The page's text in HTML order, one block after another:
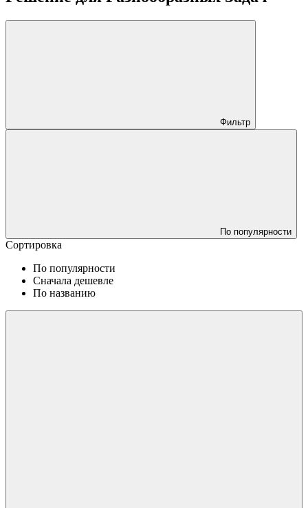
Фильтр
По популярности
Сортировка
По популярности
Сначала дешевле
По названию